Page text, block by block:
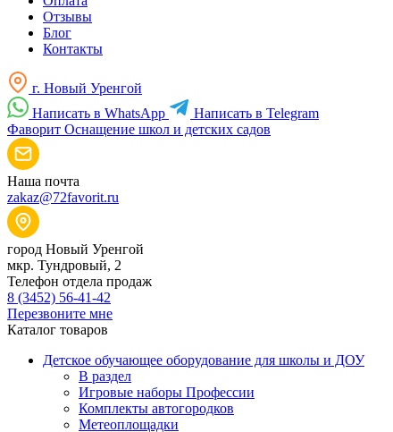
Отзывы
Блог
Контакты
г. Новый Уренгой
Написать в WhatsApp
Написать в Telegram
Фаворит Оснащение школ и детских садов
Наша почта
zakaz@72favorit.ru
город Новый Уренгой
мкр. Тундровый, 2
Телефон отдела продаж
8 (3452) 56-41-42
Перезвоните мне
Каталог товаров
Детское обучающее оборудование для школы и ДОУ
В раздел
Игровые наборы Профессии
Комплекты автогородков
Метеоплощадки